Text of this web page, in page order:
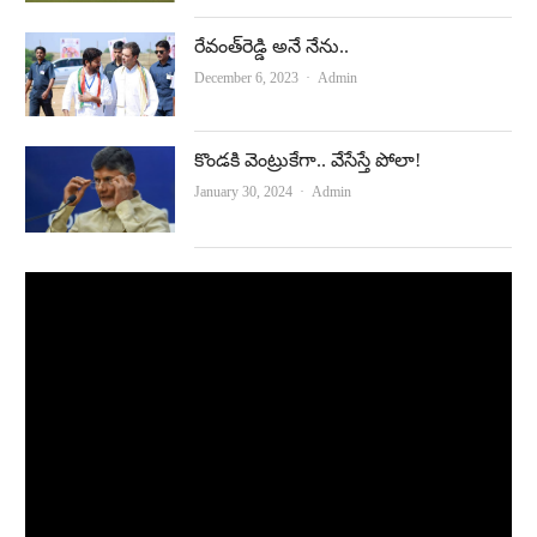
రేవంత్‌రెడ్డి అనే నేను..
December 6, 2023 Author
Admin
కొండకి వెంట్రుకేగా.. వేసేస్తే పోలా!
January 30, 2024 Author
Admin